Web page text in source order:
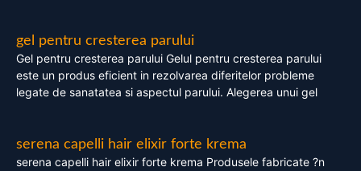
gel pentru cresterea parului
Gel pentru cresterea parului Gelul pentru cresterea parului
este un produs eficient in rezolvarea diferitelor probleme
legate de sanatatea si aspectul parului. Alegerea unui gel
serena capelli hair elixir forte krema
serena capelli hair elixir forte krema Produsele fabricate ?n